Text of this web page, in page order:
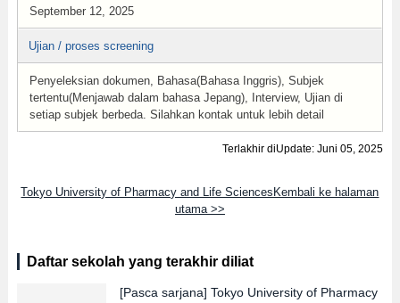
September 12, 2025
Ujian / proses screening
Penyeleksian dokumen, Bahasa(Bahasa Inggris), Subjek
tertentu(Menjawab dalam bahasa Jepang), Interview, Ujian di
setiap subjek berbeda. Silahkan kontak untuk lebih detail
Terlakhir diUpdate: Juni 05, 2025
Tokyo University of Pharmacy and Life SciencesKembali ke halaman
utama >>
Daftar sekolah yang terakhir diliat
[Pasca sarjana] Tokyo University of Pharmacy